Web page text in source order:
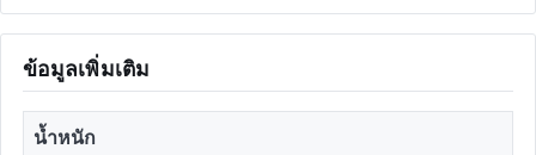
ข้อมูลเพิ่มเติม
น้ำหนัก